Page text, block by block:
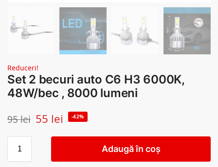
Reduceri!
Set 2 becuri auto C6 H3 6000K,
48W/bec , 8000 lumeni
95lei 55 lei -42%
Adaugă în coș